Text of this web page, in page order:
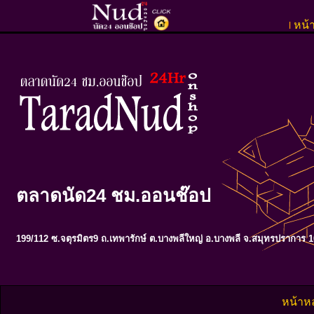
l หน้
ตลาดนัด24 ชม.ออนช๊อป
199/112 ซ.จตุรมิตร9 ถ.เทพารักษ์ ต.บางพลีใหญ่ อ.บางพลี จ.สมุทรปราการ
หน้าห